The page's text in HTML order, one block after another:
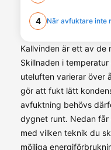
4 När avfuktare inte
Kallvinden är ett av de
Skillnaden i
uteluften varierar över
gör att fukt lätt
avfuktning behövs
dygnet runt. Nedan får
med vilken teknik du
möjliga